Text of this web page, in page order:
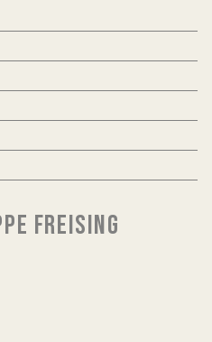
FREISING